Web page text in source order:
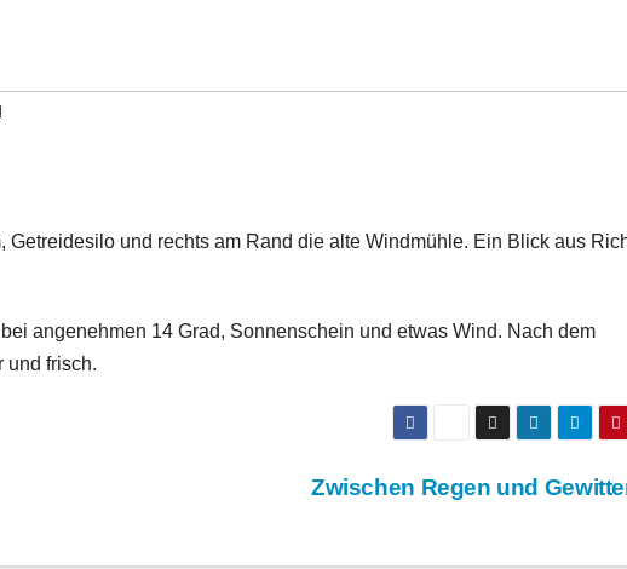
Getreidesilo und rechts am Rand die alte Windmühle. Ein Blick aus
angenehmen 14 Grad, Sonnenschein und etwas Wind. Nach dem
und frisch.
Zwischen Regen und